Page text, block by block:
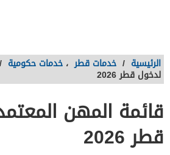
الرئيسية / خدمات قطر ، خدمات حكومية /
لدخول قطر 2026
قائمة المهن
قطر 2026